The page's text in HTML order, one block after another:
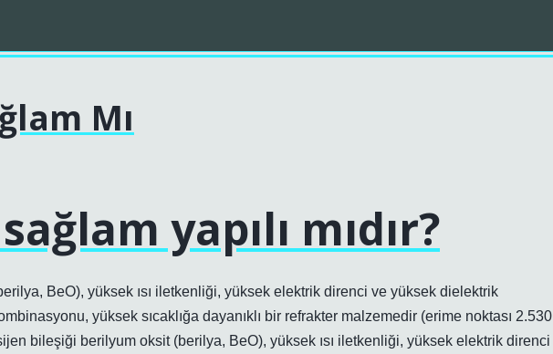
Mı
yapılı mıdır?
BeO), yüksek ısı iletkenliği, yüksek elektrik direnci ve yüksek dielektrik
yüksek sıcaklığa dayanıklı bir refrakter malzemedir (erime noktası 2.530
bileşiği berilyum oksit (berilya, BeO), yüksek ısı iletkenliği, yüksek elektrik direnci